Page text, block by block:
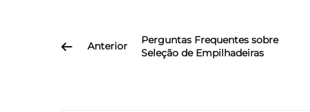
Anterior
Perguntas Frequentes sobre
Seleção de Empilhadeiras